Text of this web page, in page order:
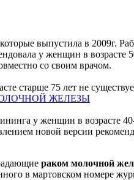
выпустила в 2009г.
у женщин в
со своим врачом.
старше 75 лет не
ЖЕЛЕЗЫ
у женщин в возрасте
новой версии
раком молочной
в мартовском номере